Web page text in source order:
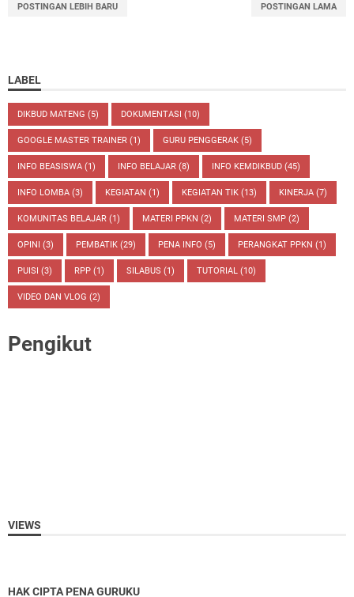
POSTINGAN LEBIH BARU POSTINGAN LAMA
LABEL
DIKBUD MATENG (5) DOKUMENTASI (10)
GOOGLE MASTER TRAINER (1) GURU PENGGERAK (5)
INFO BEASISWA (1) INFO BELAJAR (8) INFO KEMDIKBUD (45)
INFO LOMBA (3) KEGIATAN (1) KEGIATAN TIK (13) KINERJA (7)
KOMUNITAS BELAJAR (1) MATERI PPKN (2) MATERI SMP (2)
OPINI (3) PEMBATIK (29) PENA INFO (5) PERANGKAT PPKN (1)
PUISI (3) RPP (1) SILABUS (1) TUTORIAL (10)
VIDEO DAN VLOG (2)
Pengikut
VIEWS
HAK CIPTA PENA GURUKU